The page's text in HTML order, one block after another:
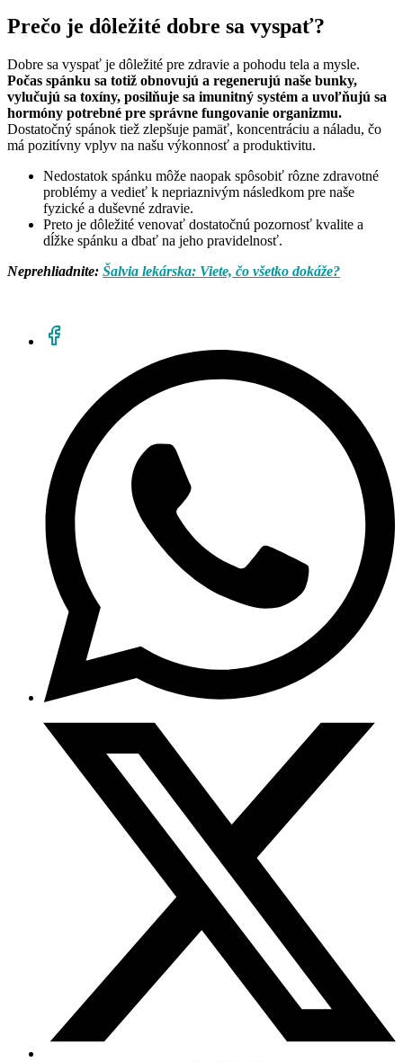
Prečo je dôležité dobre sa vyspať?
Dobre sa vyspať je dôležité pre zdravie a pohodu tela a mysle.
Počas spánku sa totiž obnovujú a regenerujú naše bunky,
vylučujú sa toxíny, posilňuje sa imunitný systém a uvoľňujú sa
hormóny potrebné pre správne fungovanie organizmu.
Dostatočný spánok tiež zlepšuje pamäť, koncentráciu a náladu, čo
má pozitívny vplyv na našu výkonnosť a produktivitu.
Nedostatok spánku môže naopak spôsobiť rôzne zdravotné
problémy a vedieť k nepriaznivým následkom pre naše
fyzické a duševné zdravie.
Preto je dôležité venovať dostatočnú pozornosť kvalite a
dĺžke spánku a dbať na jeho pravidelnosť.
Neprehliadnite: Šalvia lekárska: Viete, čo všetko dokáže?